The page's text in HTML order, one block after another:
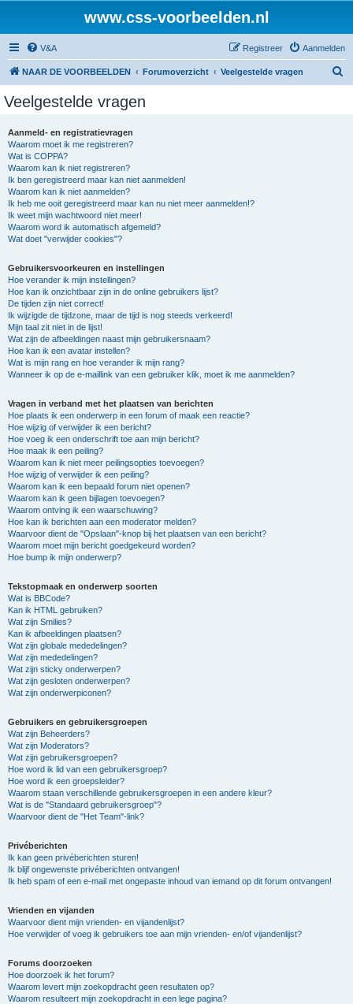
www.css-voorbeelden.nl
V&A Aanmelden
Registreer
NAAR DE VOORBEELDEN Forumoverzicht Veelgestelde vragen
Veelgestelde vragen
Aanmeld- en registratievragen
Waarom moet ik me registreren?
Wat is COPPA?
Waarom kan ik niet registreren?
Ik ben geregistreerd maar kan niet aanmelden!
Waarom kan ik niet aanmelden?
Ik heb me ooit geregistreerd maar kan nu niet meer aanmelden!?
Ik weet mijn wachtwoord niet meer!
Waarom word ik automatisch afgemeld?
Wat doet "verwijder cookies"?
Gebruikersvoorkeuren en instellingen
Hoe verander ik mijn instellingen?
Hoe kan ik onzichtbaar zijn in de online gebruikers lijst?
De tijden zijn niet correct!
Ik wijzigde de tijdzone, maar de tijd is nog steeds verkeerd!
Mijn taal zit niet in de lijst!
Wat zijn de afbeeldingen naast mijn gebruikersnaam?
Hoe kan ik een avatar instellen?
Wat is mijn rang en hoe verander ik mijn rang?
Wanneer ik op de e-maillink van een gebruiker klik, moet ik me aanmelden?
Vragen in verband met het plaatsen van berichten
Hoe plaats ik een onderwerp in een forum of maak een reactie?
Hoe wijzig of verwijder ik een bericht?
Hoe voeg ik een onderschrift toe aan mijn bericht?
Hoe maak ik een peiling?
Waarom kan ik niet meer peilingsopties toevoegen?
Hoe wijzig of verwijder ik een peiling?
Waarom kan ik een bepaald forum niet openen?
Waarom kan ik geen bijlagen toevoegen?
Waarom ontving ik een waarschuwing?
Hoe kan ik berichten aan een moderator melden?
Waarvoor dient de "Opslaan"-knop bij het plaatsen van een bericht?
Waarom moet mijn bericht goedgekeurd worden?
Hoe bump ik mijn onderwerp?
Tekstopmaak en onderwerp soorten
Wat is BBCode?
Kan ik HTML gebruiken?
Wat zijn Smilies?
Kan ik afbeeldingen plaatsen?
Wat zijn globale mededelingen?
Wat zijn mededelingen?
Wat zijn sticky onderwerpen?
Wat zijn gesloten onderwerpen?
Wat zijn onderwerpiconen?
Gebruikers en gebruikersgroepen
Wat zijn Beheerders?
Wat zijn Moderators?
Wat zijn gebruikersgroepen?
Hoe word ik lid van een gebruikersgroep?
Hoe word ik een groepsleider?
Waarom staan verschillende gebruikersgroepen in een andere kleur?
Wat is de "Standaard gebruikersgroep"?
Waarvoor dient de "Het Team"-link?
Privéberichten
Ik kan geen privéberichten sturen!
Ik blijf ongewenste privéberichten ontvangen!
Ik heb spam of een e-mail met ongepaste inhoud van iemand op dit forum ontvangen!
Vrienden en vijanden
Waarvoor dient mijn vrienden- en vijandenlijst?
Hoe verwijder of voeg ik gebruikers toe aan mijn vrienden- en/of vijandenlijst?
Forums doorzoeken
Hoe doorzoek ik het forum?
Waarom levert mijn zoekopdracht geen resultaten op?
Waarom resulteert mijn zoekopdracht in een lege pagina?